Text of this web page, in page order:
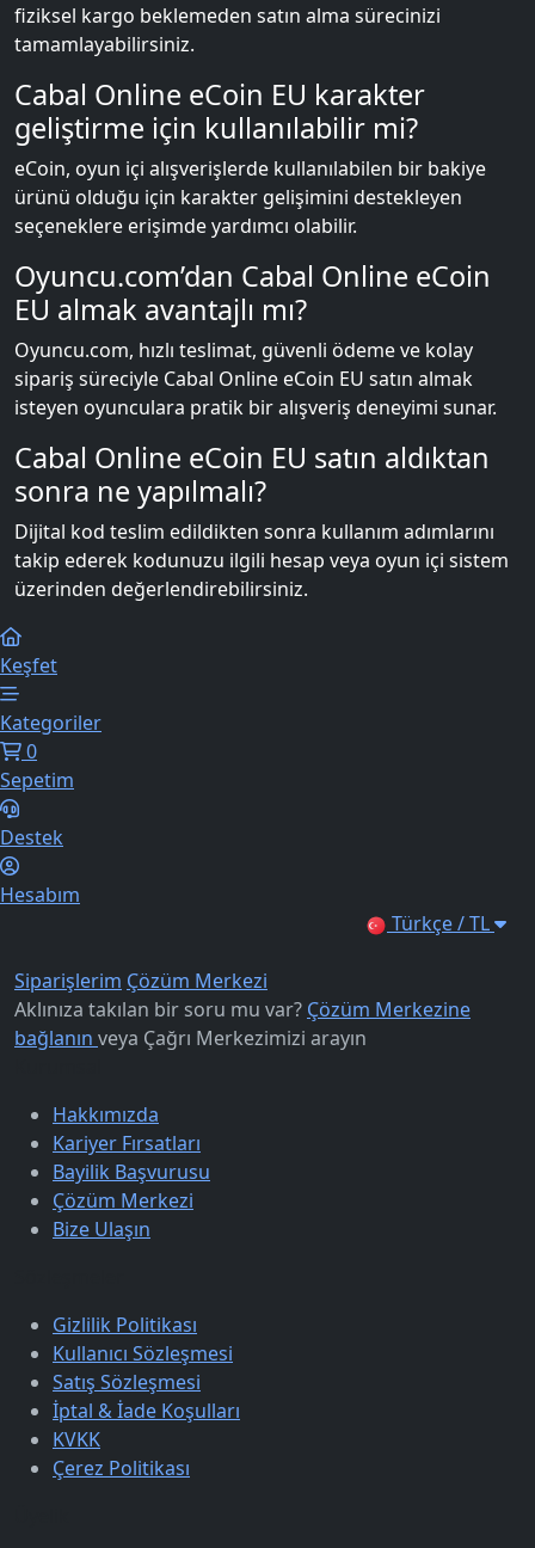
fiziksel kargo beklemeden satın alma sürecinizi
tamamlayabilirsiniz.
Cabal Online eCoin EU karakter
geliştirme için kullanılabilir mi?
eCoin, oyun içi alışverişlerde kullanılabilen bir bakiye
ürünü olduğu için karakter gelişimini destekleyen
seçeneklere erişimde yardımcı olabilir.
Oyuncu.com’dan Cabal Online eCoin
EU almak avantajlı mı?
Oyuncu.com, hızlı teslimat, güvenli ödeme ve kolay
sipariş süreciyle Cabal Online eCoin EU satın almak
isteyen oyunculara pratik bir alışveriş deneyimi sunar.
Cabal Online eCoin EU satın aldıktan
sonra ne yapılmalı?
Dijital kod teslim edildikten sonra kullanım adımlarını
takip ederek kodunuzu ilgili hesap veya oyun içi sistem
üzerinden değerlendirebilirsiniz.
Keşfet
Kategoriler
0
Sepetim
Destek
Hesabım
Türkçe / TL
Siparişlerim Çözüm Merkezi
Aklınıza takılan bir soru mu var? Çözüm Merkezine
bağlanın veya Çağrı Merkezimizi arayın
Hakkımızda
Kariyer Fırsatları
Bayilik Başvurusu
Çözüm Merkezi
Bize Ulaşın
Gizlilik Politikası
Kullanıcı Sözleşmesi
Satış Sözleşmesi
İptal & İade Koşulları
KVKK
Çerez Politikası